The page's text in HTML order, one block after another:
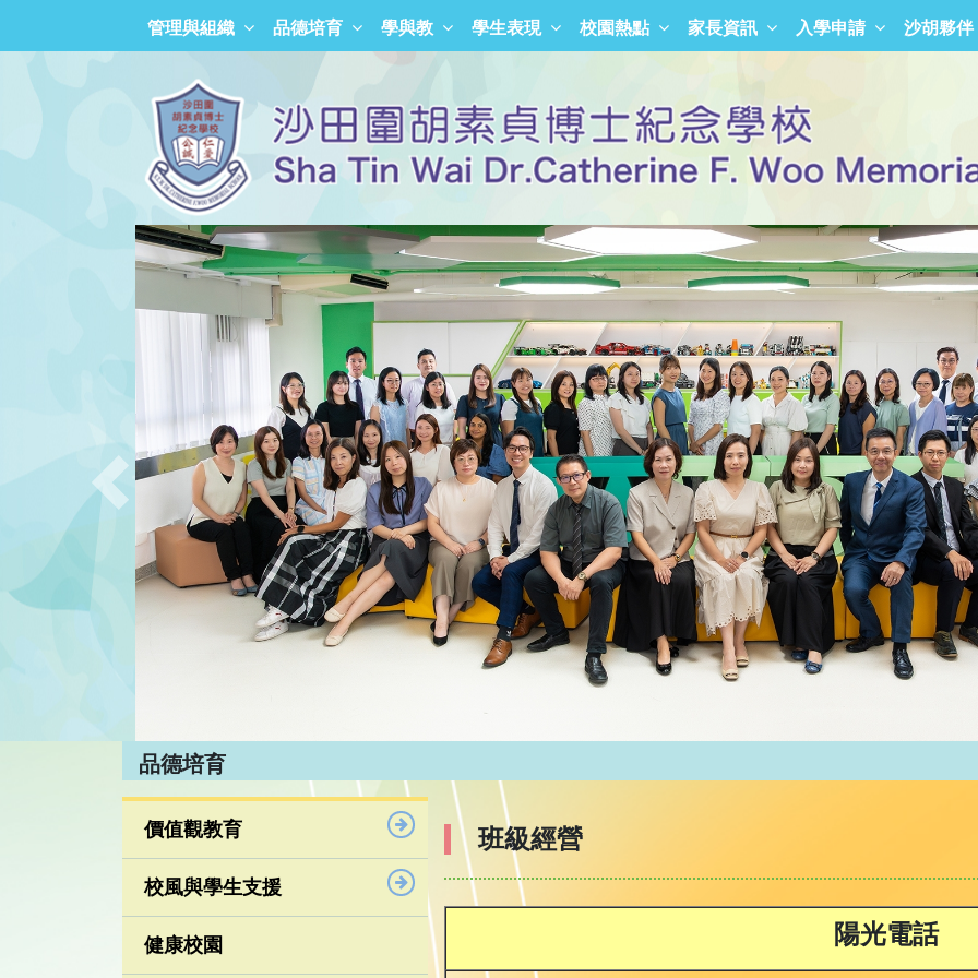
管理與組織 品德培育 學與教 學生表現 校園熱點 家長資訊 入學申請 沙胡夥伴
Previous
品德培育
價值觀教育
校風與學生支援
健康校園
班級經營
陽光電話